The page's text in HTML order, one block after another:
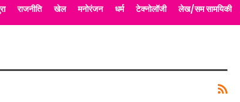
राजनीति खेल मनोरंजन धर्म टेक्नोलॉजी लेख/सम सामयिकी